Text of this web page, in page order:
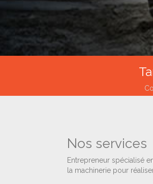
Nos services
Entrepreneur spécialisé
la machinerie pour